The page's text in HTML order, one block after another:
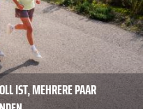
IST, MEHRERE PAAR